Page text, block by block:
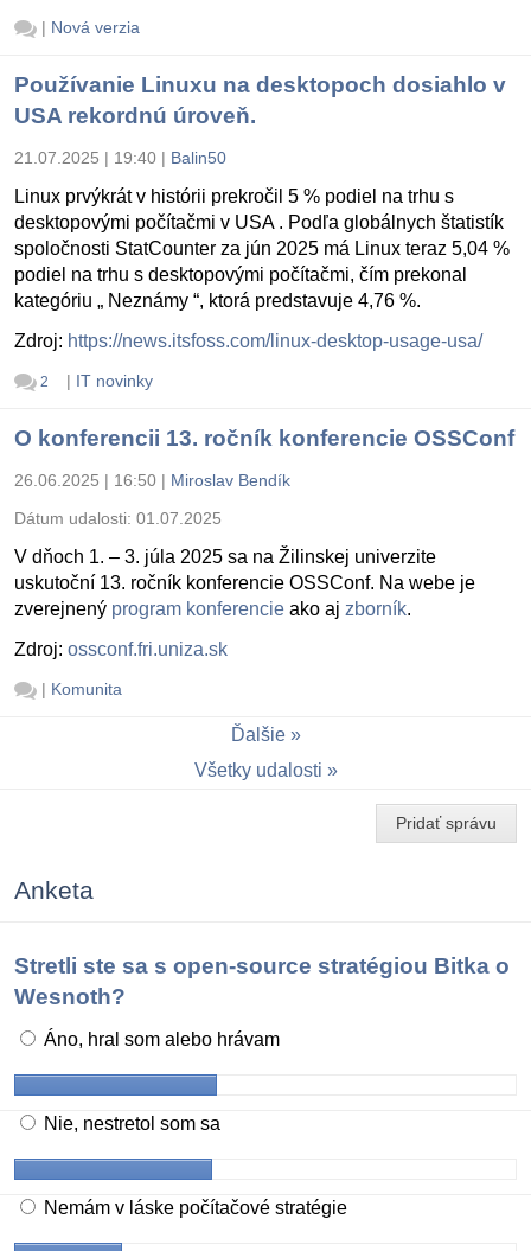
| Nová verzia
Používanie Linuxu na desktopoch dosiahlo v
USA rekordnú úroveň.
21.07.2025 | 19:40 | Balin50
Linux prvýkrát v histórii prekročil 5 % podiel na trhu s
desktopovými počítačmi v USA . Podľa globálnych štatistík
spoločnosti StatCounter za jún 2025 má Linux teraz 5,04 %
podiel na trhu s desktopovými počítačmi, čím prekonal
kategóriu „ Neznámy “, ktorá predstavuje 4,76 %.
Zdroj: https://news.itsfoss.com/linux-desktop-usage-usa/
2 | IT novinky
O konferencii 13. ročník konferencie OSSConf
26.06.2025 | 16:50 | Miroslav Bendík
Dátum udalosti: 01.07.2025
V dňoch 1. – 3. júla 2025 sa na Žilinskej univerzite
uskutoční 13. ročník konferencie OSSConf. Na webe je
zverejnený program konferencie ako aj zborník.
Zdroj: ossconf.fri.uniza.sk
| Komunita
Ďalšie
Všetky udalosti
Pridať správu
Anketa
Stretli ste sa s open-source stratégiou Bitka o
Wesnoth?
Áno, hral som alebo hrávam
Nie, nestretol som sa
Nemám v láske počítačové stratégie